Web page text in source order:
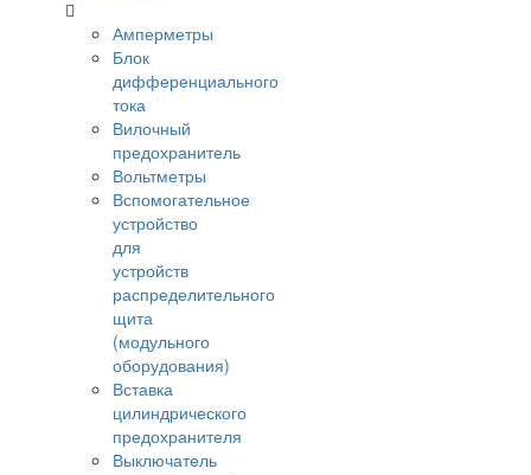
Амперметры
Блок
дифференциального
тока
Вилочный
предохранитель
Вольтметры
Вспомогательное
устройство
для
устройств
распределительного
щита
(модульного
оборудования)
Вставка
цилиндрического
предохранителя
Выключатель